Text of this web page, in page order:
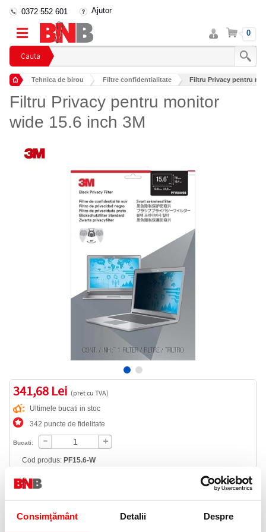
Consimțământ Detalii Despre
Cauta
0372 552 601 Ajutor
Intra
in
cont
Cos 0
Tehnica de birou Filtre confidentialitate Filtru Privacy pentru
Filtru Privacy pentru monitor
wide 15.6 inch 3M
341,68 Lei (pret cu TVA)
Ultimele bucati in stoc
342 puncte de fidelitate
Bucati:
Cod produs: PF15.6-W